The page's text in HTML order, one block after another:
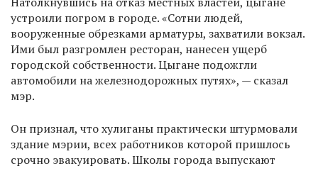
устроили погром в городе. «Сотни людей,
вооруженные обрезками арматуры, захватили вокзал.
Ими был разгромлен ресторан, нанесен ущерб
городской собственности. Цыгане подожгли
автомобили на железнодорожных путях», — сказал
мэр.
Он признал, что хулиганы практически штурмовали
здание мэрии, всех работников которой пришлось
срочно эвакуировать. Школы города выпускают